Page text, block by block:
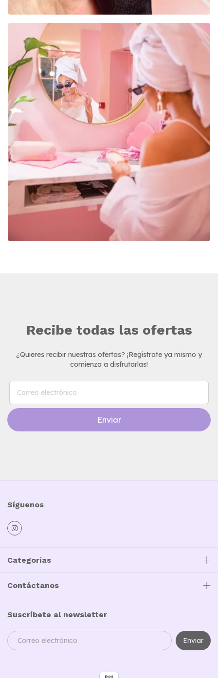
Recibe todas las ofertas
¿Quieres recibir nuestras ofertas? ¡Regístrate ya mismo y
comienza a disfrutarlas!
Síguenos
Categorías
Contáctanos
Suscríbete al newsletter